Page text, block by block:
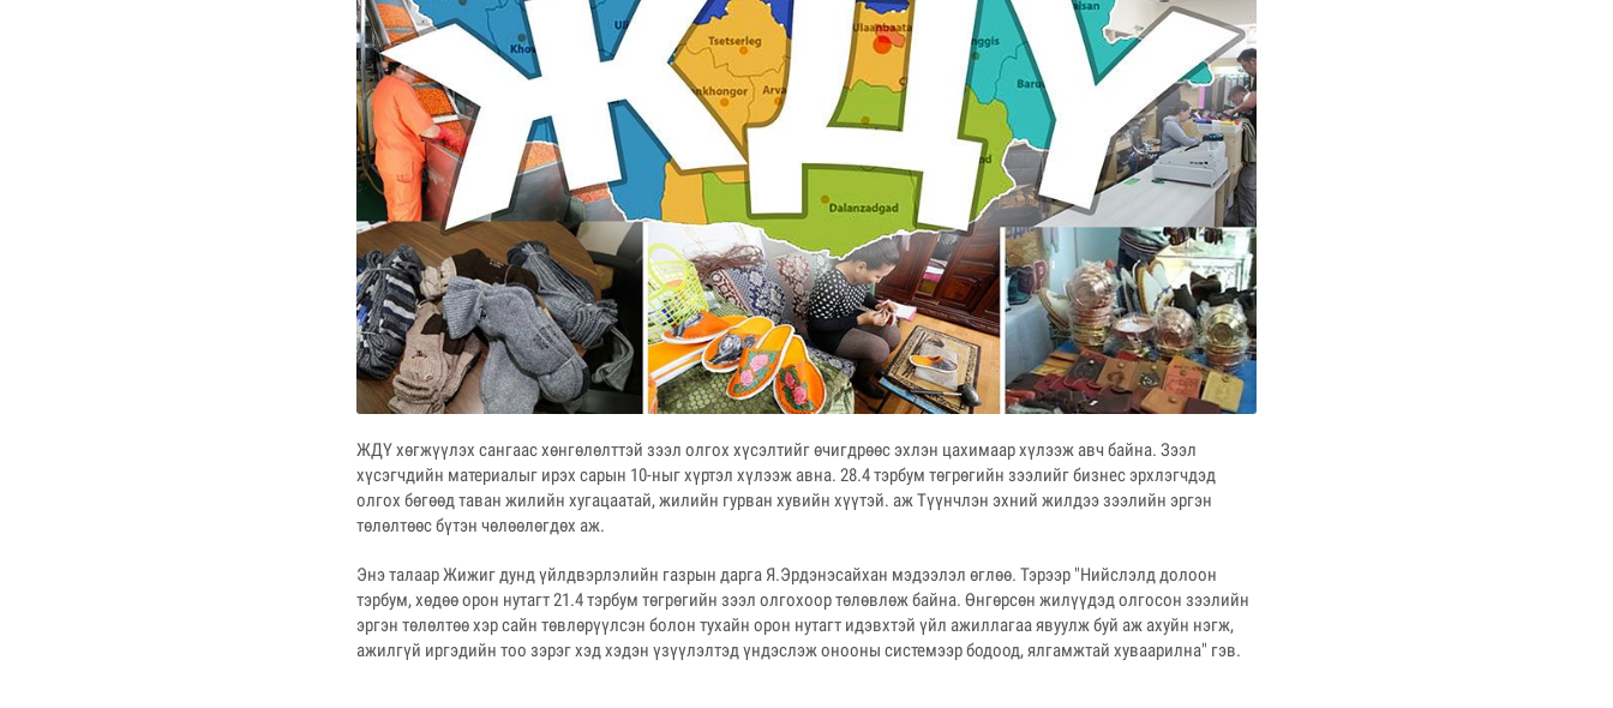
ЖДҮ хөгжүүлэх сангаас хөнгөлөлттэй зээл олгох хүсэлтийг өчигдрөөс эхлэн цахимаар хүлээж авч байна. Зээл
хүсэгчдийн материалыг ирэх сарын 10-ныг хүртэл хүлээж авна. 28.4 тэрбум төгрөгийн зээлийг бизнес эрхлэгчдэд
олгох бөгөөд таван жилийн хугацаатай, жилийн гурван хувийн хүүтэй. аж Түүнчлэн эхний жилдээ зээлийн эргэн
төлөлтөөс бүтэн чөлөөлөгдөх аж.
Энэ талаар Жижиг дунд үйлдвэрлэлийн газрын дарга Я.Эрдэнэсайхан мэдээлэл өглөө. Тэрээр "Нийслэлд долоон
тэрбум, хөдөө орон нутагт 21.4 тэрбум төгрөгийн зээл олгохоор төлөвлөж байна. Өнгөрсөн жилүүдэд олгосон зээлийн
эргэн төлөлтөө хэр сайн төвлөрүүлсэн болон тухайн орон нутагт идэвхтэй үйл ажиллагаа явуулж буй аж ахуйн нэгж,
ажилгүй иргэдийн тоо зэрэг хэд хэдэн үзүүлэлтэд үндэслэж онооны системээр бодоод, ялгамжтай хуваарилна" гэв.